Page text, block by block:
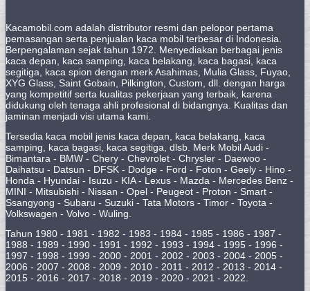
Kacamobil.com adalah distributor resmi dan pelopor pertama
pemasangan serta penjualan kaca mobil terbesar di Indonesia.
Berpengalaman sejak tahun 1972. Menyediakan berbagai jenis
kaca depan, kaca samping, kaca belakang, kaca bagasi, kaca
segitiga, kaca spion dengan merk Asahimas, Mulia Glass, Fuyao,
XYG Glass, Saint Gobain, Pilkington, Custom, dll. dengan harga
yang kompetitif serta kualitas pekerjaan yang terbaik, karena
didukung oleh tenaga ahli profesional di bidangnya. Kualitas dan
jaminan menjadi visi utama kami.
Tersedia kaca mobil jenis kaca depan, kaca belakang, kaca
samping, kaca bagasi, kaca segitiga, dlsb. Merk Mobil Audi -
Bimantara - BMW - Chery - Chevrolet - Chrysler - Daewoo -
Daihatsu - Datsun - DFSK - Dodge - Ford - Foton - Geely - Hino -
Honda - Hyundai - Isuzu - KIA - Lexus - Mazda - Mercedes Benz -
MINI - Mitsubishi - Nissan - Opel - Peugeot - Proton - Smart -
Ssangyong - Subaru - Suzuki - Tata Motors - Timor - Toyota -
Volkswagen - Volvo - Wuling.
Tahun 1980 - 1981 - 1982 - 1983 - 1984 - 1985 - 1986 - 1987 -
1988 - 1989 - 1990 - 1991 - 1992 - 1993 - 1994 - 1995 - 1996 -
1997 - 1998 - 1999 - 2000 - 2001 - 2002 - 2003 - 2004 - 2005 -
2006 - 2007 - 2008 - 2009 - 2010 - 2011 - 2012 - 2013 - 2014 -
2015 - 2016 - 2017 - 2018 - 2019 - 2020 - 2021 - 2022.